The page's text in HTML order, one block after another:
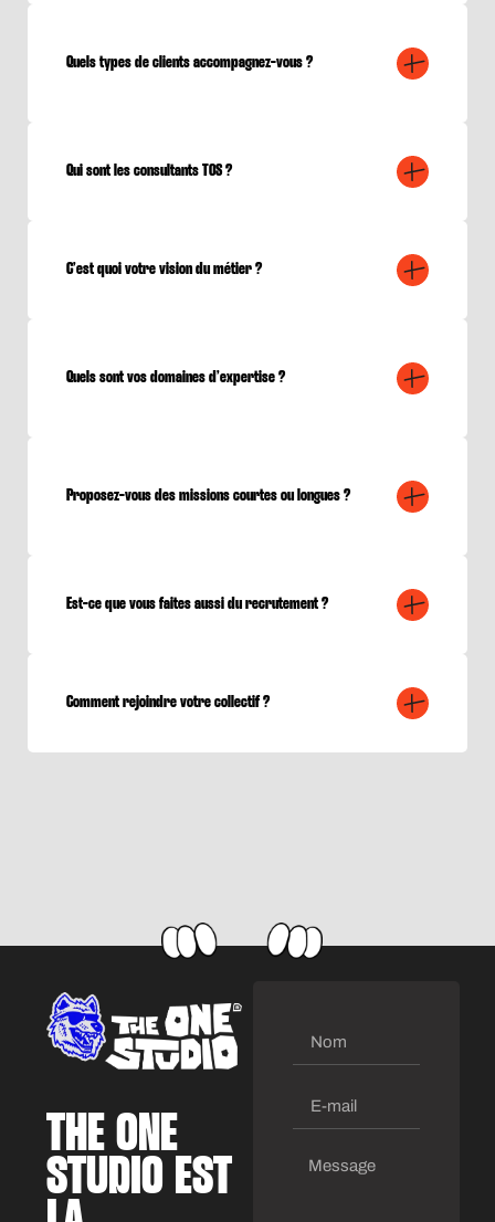
Quels types de clients accompagnez-vous ?
Qui sont les consultants TOS ?
C’est quoi votre vision du métier ?
Quels sont vos domaines d’expertise ?
Proposez-vous des missions courtes ou longues ?
Est-ce que vous faites aussi du recrutement ?
Comment rejoindre votre collectif ?
THE ONE
STUDIO EST